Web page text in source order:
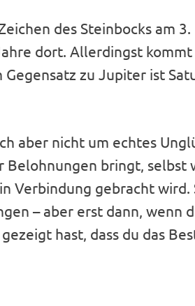
des Steinbocks am
dort. Allerdingst
Gegensatz zu Jupiter ist
aber nicht um echtes
Belohnungen bringt, selbst
Verbindung gebracht
– aber erst dann, wenn
hast, dass du das